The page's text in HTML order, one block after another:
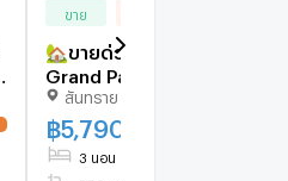
ขาย
🏡ขายด่วน! Pool Villa The
Grand Park Chiangmai
สันทราย 60 ตร.ว. 5.79 ลบ.
063-6649056
สันทราย เชียงใหม่
฿5,790,000
3 นอน